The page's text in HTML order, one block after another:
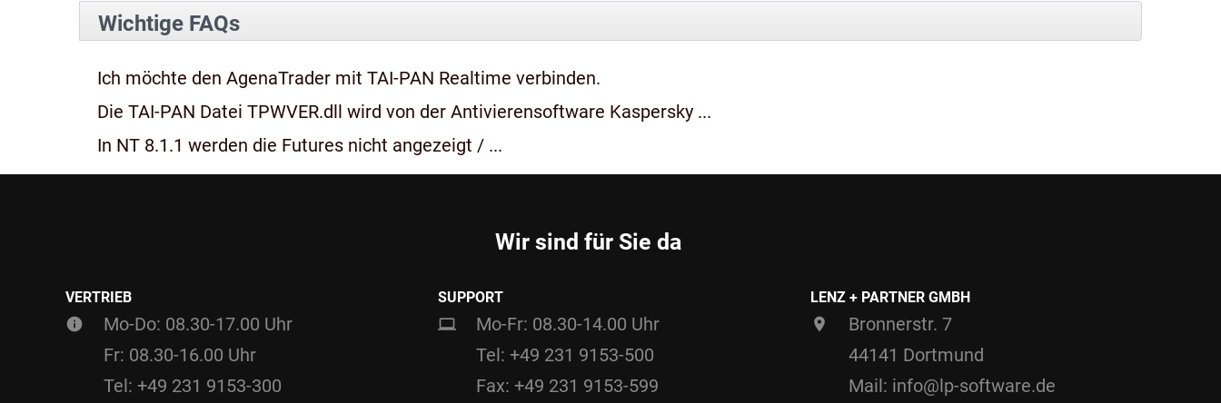
Wichtige FAQs
Ich möchte den AgenaTrader mit TAI-PAN Realtime verbinden.
Die TAI-PAN Datei TPWVER.dll wird von der Antivierensoftware Kaspersky ...
In NT 8.1.1 werden die Futures nicht angezeigt / ...
Wir sind für Sie da
VERTRIEB
Mo-Do: 08.30-17.00 Uhr
Fr: 08.30-16.00 Uhr
Tel: +49 231 9153-300
SUPPORT
Mo-Fr: 08.30-14.00 Uhr
Tel: +49 231 9153-500
Fax: +49 231 9153-599
LENZ + PARTNER GMBH
Bronnerstr. 7
44141 Dortmund
Mail: info@lp-software.de